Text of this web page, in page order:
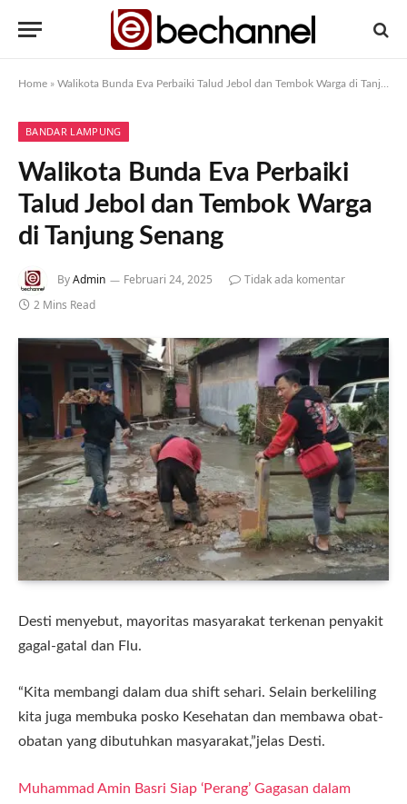
Home » Walikota Bunda Eva Perbaiki Talud Jebol dan Tembok Warga di Tanjung Senang
BANDAR LAMPUNG
Walikota Bunda Eva Perbaiki
Talud Jebol dan Tembok Warga
di Tanjung Senang
ByAdmin Februari 24, 2025
Tidak ada komentar
2 Mins Read
Desti menyebut, mayoritas masyarakat terkenan penyakit
gagal-gatal dan Flu.
“Kita membangi dalam dua shift sehari. Selain berkeliling
kita juga membuka posko Kesehatan dan membawa obat-
obatan yang dibutuhkan masyarakat,”jelas Desti.
Muhammad Amin Basri Siap ‘Perang’ Gagasan dalam